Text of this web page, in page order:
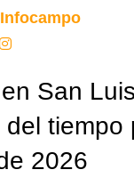
Infocampo
San
tiempo
2026